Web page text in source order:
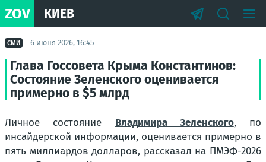
ZOV КИЕВ
СМИ 6 июня 2026, 16:45
Глава Госсовета Крыма Константинов:
Состояние Зеленского оценивается
примерно в $5 млрд
Личное состояние Владимира Зеленского, по
инсайдерской информации, оценивается примерно в
пять миллиардов долларов, рассказал на ПМЭФ-2026